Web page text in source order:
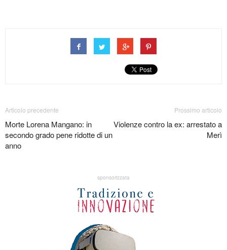
Articolo precedente
Morte Lorena Mangano: in
secondo grado pene ridotte di un
anno
Prossimo articolo
Violenze contro la ex: arrestato a
Merì
sponsorizzata